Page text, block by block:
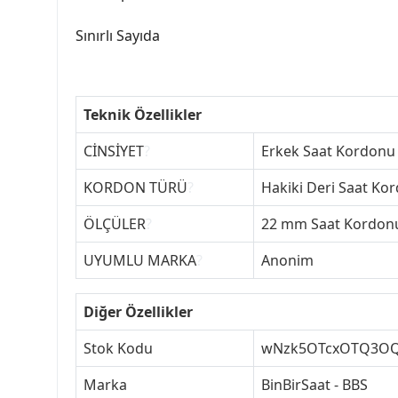
Sınırlı Sayıda
Teknik Özellikler
CİNSİYET
Erkek Saat Kordonu
KORDON TÜRÜ
Hakiki Deri Saat
ÖLÇÜLER
22 mm Saat
UYUMLU MARKA
Anonim
Diğer Özellikler
Stok Kodu
Marka
BinBirSaat - BBS